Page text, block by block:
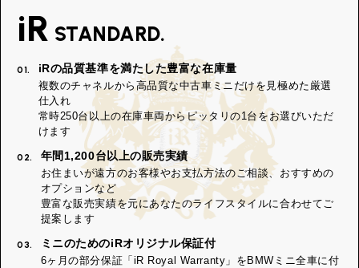
iR STANDARD.
01. iRの品質基準を満たした豊富な在庫量
複数のチャネルから高品質な中古車ミニだけを見極めた厳選
仕入れ
常時250台以上の在庫車両からピッタリの1台をお選びいただ
けます
02. 年間1,200台以上の販売実績
お住まいが遠方のお客様やお支払方法のご相談、おすすめの
オプションなど
豊富な販売実績を元にあなたのライフスタイルに合わせてご
提案します
03. ミニのためのiRオリジナル保証付
6ヶ月の部分保証「iR Royal Warranty」をBMWミニ全車に付